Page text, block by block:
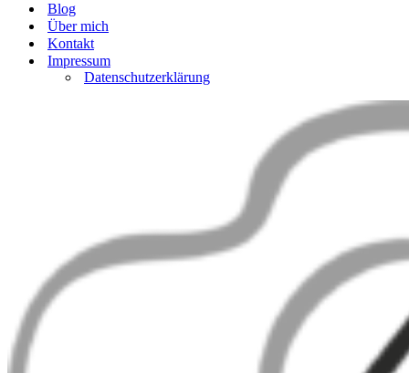
Blog
Über mich
Kontakt
Impressum
Datenschutzerklärung